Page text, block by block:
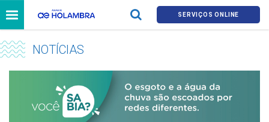
SERVIÇOS ONLINE
NOTÍCIAS